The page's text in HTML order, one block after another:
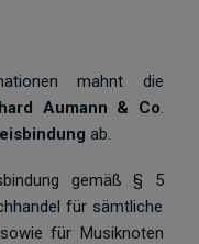
mahnt die
Aumann & Co.
ab.
gemäß § 5
für sämtliche
für Musiknoten